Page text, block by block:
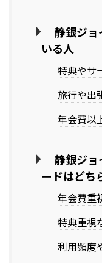
静銀ジョ
いる人
特典やサ
旅行や出
年会費以
静銀ジョ
ードはどち
年会費重
特典重視
利用頻度